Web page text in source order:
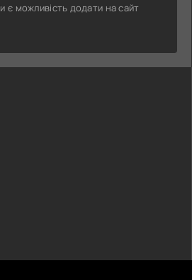
є можливість додати на сайт